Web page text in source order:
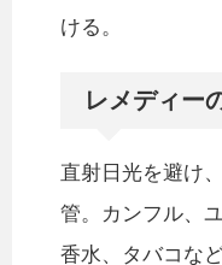
ける。
レメディー
直射日光を避け
管。カンフル、
香水、タバコな